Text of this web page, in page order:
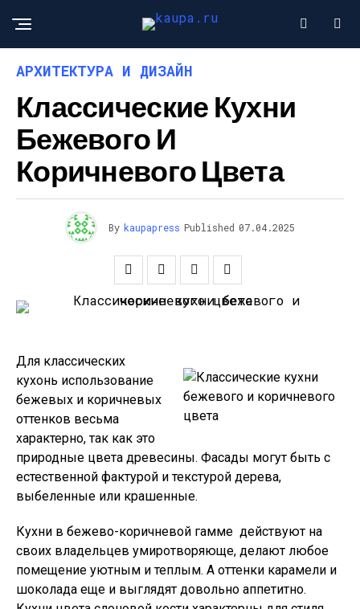
АРХИТЕКТУРА И ДИЗАЙН
Классические Кухни
Бежевого И
Коричневого Цвета
By kaupapress Published 07.04.2025
Для классических
кухонь использование
бежевых и коричневых
оттенков весьма
характерно, так как это
природные цвета древесины. Фасады могут быть с
естественной фактурой и текстурой дерева,
выбеленные или крашенные.
Кухни в бежево-коричневой гамме действуют на
своих владельцев умиротворяюще, делают любое
помещение уютным и теплым. А оттенки карамели и
шоколада еще и выглядят довольно аппетитно.